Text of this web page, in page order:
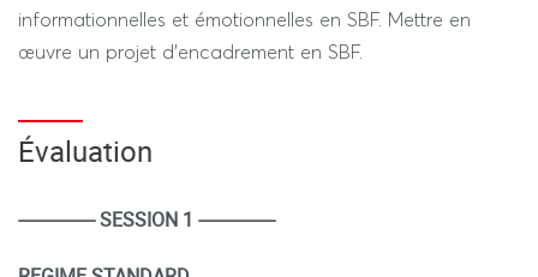
informationnelles et émotionnelles en SBF. Mettre en
œuvre un projet d’encadrement en SBF.
Évaluation
---------------- SESSION 1 ----------------